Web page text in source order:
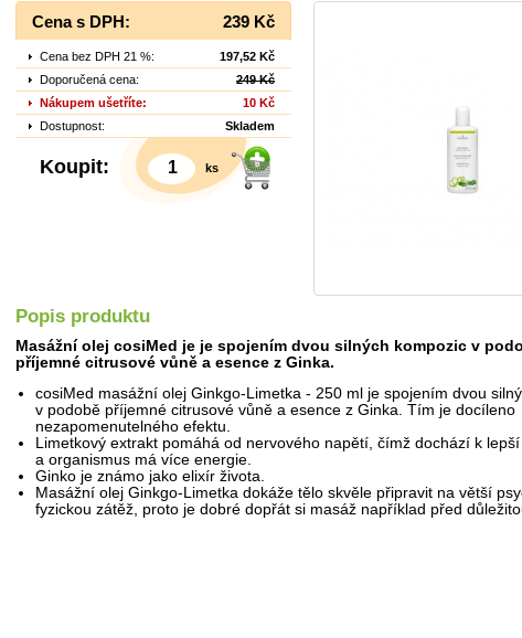
Cena s DPH: 239 Kč
Cena bez DPH 21 %:
197,52 Kč
Doporučená cena:
249 Kč
Nákupem ušetříte:
10 Kč
Dostupnost:
Skladem
Koupit: ks
Popis produktu
Masážní olej cosiMed je je spojením dvou silných kompozic v
příjemné citrusové vůně a esence z Ginka.
cosiMed masážní olej Ginkgo-Limetka - 250 ml je spojením dvou
v podobě příjemné citrusové vůně a esence z Ginka. Tím je docíleno
nezapomenutelného efektu.
Limetkový extrakt pomáhá od nervového napětí, čímž dochází k
a organismus má více energie.
Ginko je známo jako elixír života.
Masážní olej Ginkgo-Limetka dokáže tělo skvěle připravit na větší
fyzickou zátěž, proto je dobré dopřát si masáž například před
Detail